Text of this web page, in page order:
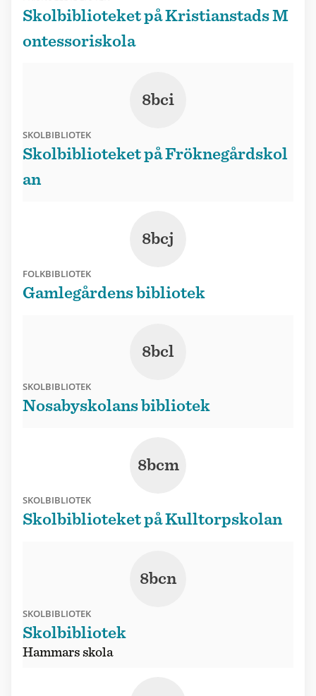
Skolbiblioteket på Kristianstads M
ontessoriskola
8bci
SKOLBIBLIOTEK
Skolbiblioteket på Fröknegårdskol
an
8bcj
FOLKBIBLIOTEK
Gamlegårdens bibliotek
8bcl
SKOLBIBLIOTEK
Nosabyskolans bibliotek
8bcm
SKOLBIBLIOTEK
Skolbiblioteket på Kulltorpskolan
8bcn
SKOLBIBLIOTEK
Skolbibliotek
Hammars skola